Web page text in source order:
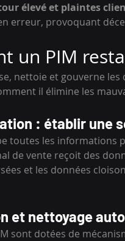
élevé et plaintes
erreur, provoquant
un PIM
nettoie et gouverne
il élimine les
: établir une
toutes les
de vente reçoit des
et les données
et nettoyage
sont dotées de